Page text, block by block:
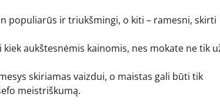
populiarūs ir triukšmingi, o kiti – ramesni, skirti
aukštesnėmis kainomis, nes mokate ne tik
skiriamas vaizdui, o maistas gali būti tik
meistriškumą.